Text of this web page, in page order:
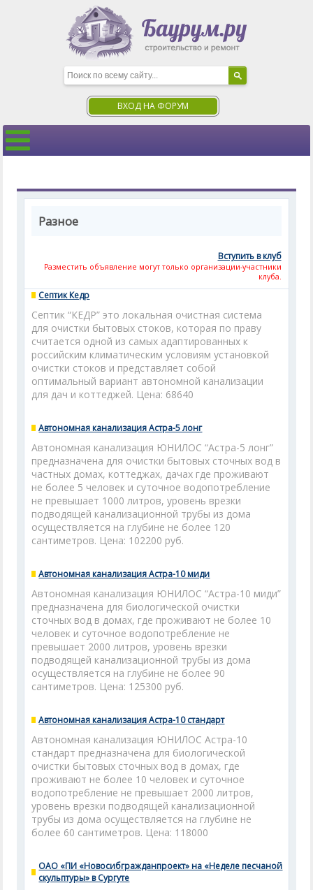
ВХОД НА ФОРУМ
Разное
Вступить в клуб
Разместить объявление могут только организации-участники
клуба.
Септик Кедр
Септик “КЕДР” это локальная очистная система
для очистки бытовых стоков, которая по праву
считается одной из самых адаптированных к
российским климатическим условиям установкой
очистки стоков и представляет собой
оптимальный вариант автономной канализации
для дач и коттеджей. Цена: 68640
Автономная канализация Астра-5 лонг
Автономная канализация ЮНИЛОС “Астра-5 лонг”
предназначена для очистки бытовых сточных вод в
частных домах, коттеджах, дачах где проживают
не более 5 человек и суточное водопотребление
не превышает 1000 литров, уровень врезки
подводящей канализационной трубы из дома
осуществляется на глубине не более 120
сантиметров. Цена: 102200 руб.
Автономная канализация Астра-10 миди
Автономная канализация ЮНИЛОС “Астра-10 миди”
предназначена для биологической очистки
сточных вод в домах, где проживают не более 10
человек и суточное водопотребление не
превышает 2000 литров, уровень врезки
подводящей канализационной трубы из дома
осуществляется на глубине не более 90
сантиметров. Цена: 125300 руб.
Автономная канализация Астра-10 стандарт
Автономная канализация ЮНИЛОС Астра-10
стандарт предназначена для биологической
очистки бытовых сточных вод в домах, где
проживают не более 10 человек и суточное
водопотребление не превышает 2000 литров,
уровень врезки подводящей канализационной
трубы из дома осуществляется на глубине не
более 60 сантиметров. Цена: 118000
ОАО «ПИ «Новосибгражданпроект» на «Неделе песчаной
скульптуры» в Сургуте